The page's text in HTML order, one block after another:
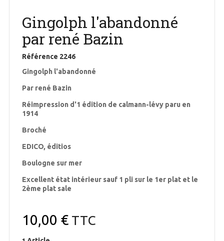
Gingolph l'abandonné
par rené Bazin
Référence 2246
Gingolph l'abandonné
Par rené Bazin
Réimpression d'1 édition de calmann-lévy paru en
1914
Broché
EDICO, éditios
Boulogne sur mer
Excellent état intérieur sauf 1 pli sur le 1er plat et le
2ème plat sale
10,00 €TTC